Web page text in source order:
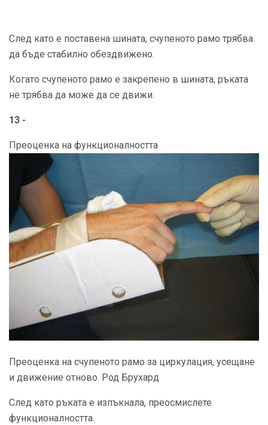
След като е поставена шината, счупеното рамо трябва
да бъде стабилно обездвижено.
Когато счупеното рамо е закрепено в шината, ръката
не трябва да може да се движи.
13 -
Преоценка на функционалността
Преоценка на счупеното рамо за циркулация, усещане
и движение отново. Род Брухард
След като ръката е изпъкнала, преосмислете
функционалността.